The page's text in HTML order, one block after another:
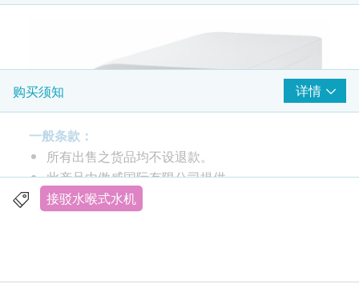
购买须知 详情
一般条款：
所有出售之货品均不设退款。
此产品由傲威国际有限公司提供。
如有任何争议，傲威国际有限公司及健康网购
接驳水喉式水机